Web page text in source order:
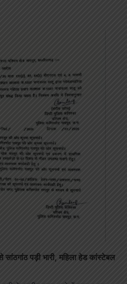
सांठगांठ पड़ी भारी, महिला हेड कांस्टेबल